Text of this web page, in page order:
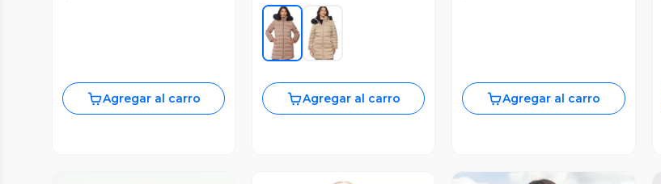
Agregar al carro Agregar al carro Agregar al carro